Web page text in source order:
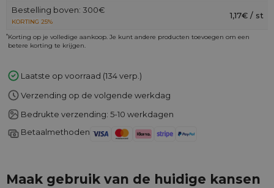
Bestelling boven: 300€
KORTING 25%
1,17€ / st
*Korting op je volledige aankoop. Je kunt andere producten toevoegen om een
betere korting te krijgen.
Laatste op voorraad (134 verp.)
Verzending op de volgende werkdag
Bedrukte verzending: 5-10 werkdagen
Betaalmethoden
Maak gebruik van de huidige kansen